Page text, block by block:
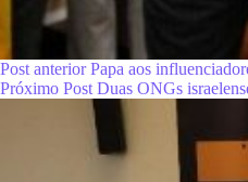
Post anteriorPapa aos
Próximo Post Duas ONGs